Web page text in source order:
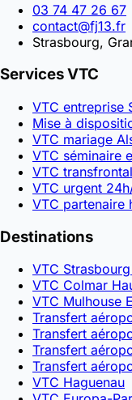
03 74 47 26 67
contact@fj13.fr
Strasbourg,
Services VTC
VTC entreprise
Mise à
VTC mariage
VTC séminaire
VTC
VTC urgent
VTC partenaire
Destinations
VTC
VTC Colmar
VTC Mulhouse
Transfert
Transfert
Transfert
Transfert
VTC Haguenau